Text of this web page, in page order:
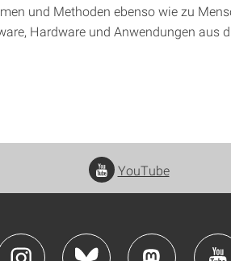
und Methoden ebenso wie zu
Hardware und Anwendungen aus
YouTube